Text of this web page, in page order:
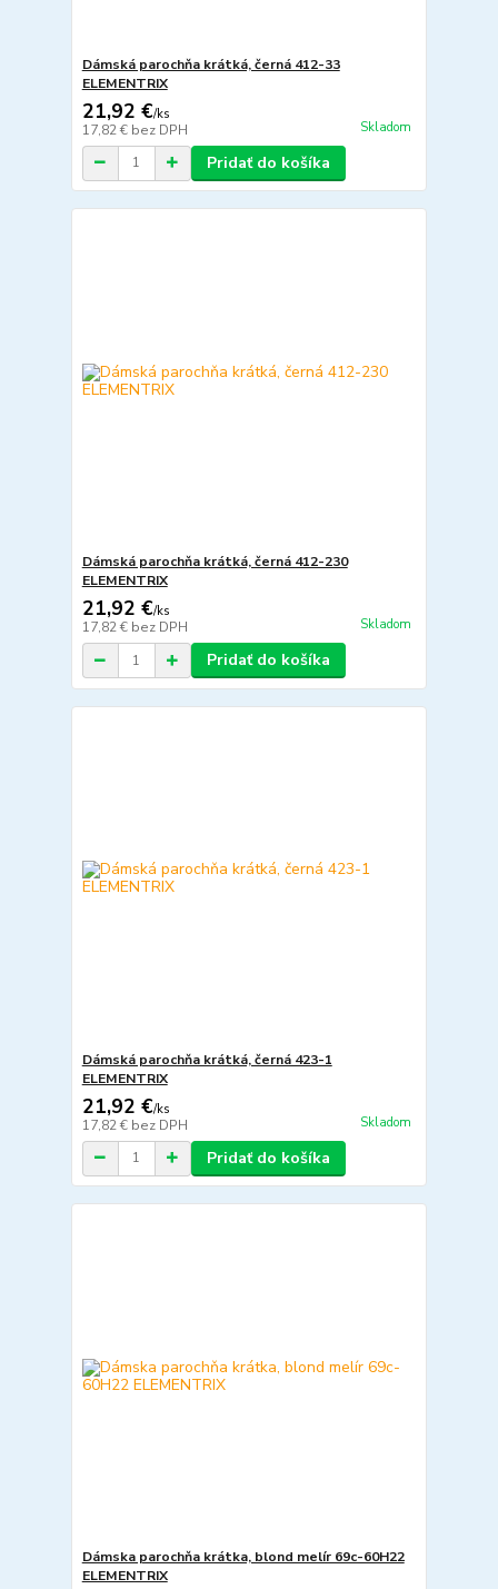
Dámská parochňa krátká, černá 412-33
ELEMENTRIX
21,92 €/ks
17,82 € bez DPH Skladom
Pridať do košíka
Dámská parochňa krátká, černá 412-230
ELEMENTRIX
21,92 €/ks
17,82 € bez DPH Skladom
Pridať do košíka
Dámská parochňa krátká, černá 423-1
ELEMENTRIX
21,92 €/ks
17,82 € bez DPH Skladom
Pridať do košíka
Dámska parochňa krátka, blond melír 69c-60H22
ELEMENTRIX